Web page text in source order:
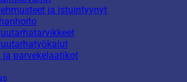
ja istuintyynyt
ja parvekelaatikot